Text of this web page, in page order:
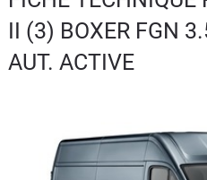
Essais
Guide
d'achat
Utilitaires
II (3) BOXER FGN
AUT. ACTIVE